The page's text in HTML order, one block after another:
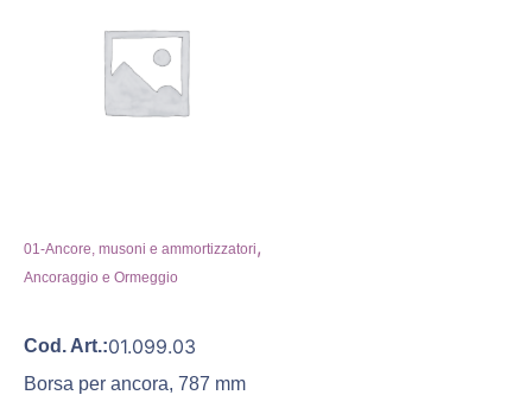
01-Ancore, musoni e ammortizzatori,
Ancoraggio e Ormeggio
Cod. Art.:01.099.03
Borsa per ancora, 787 mm